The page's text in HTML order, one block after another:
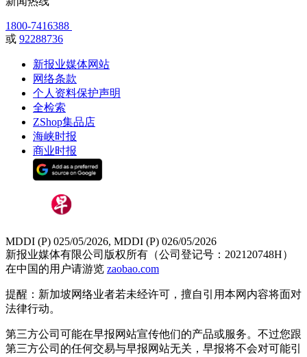
1800-7416388
或 92288736
新报业媒体网站
网络条款
个人资料保护声明
全检索
ZShop集品店
海峡时报
商业时报
MDDI (P) 025/05/2026, MDDI (P) 026/05/2026
新报业媒体有限公司版权所有（公司登记号：202120748H）
在中国的用户请游览 zaobao.com
提醒：新加坡网络业者若未经许可，擅自引用本网内容将面对
法律行动。
第三方公司可能在早报网站宣传他们的产品或服务。不过您跟
第三方公司的任何交易与早报网站无关，早报将不会对可能引